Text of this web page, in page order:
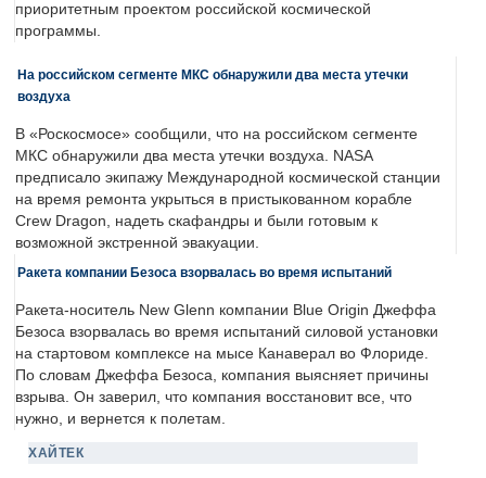
приоритетным проектом российской космической
программы.
На российском сегменте МКС обнаружили два места утечки
воздуха
В «Роскосмосе» сообщили, что на российском сегменте
МКС обнаружили два места утечки воздуха. NASA
предписало экипажу Международной космической станции
на время ремонта укрыться в пристыкованном корабле
Crew Dragon, надеть скафандры и были готовым к
возможной экстренной эвакуации.
Ракета компании Безоса взорвалась во время испытаний
Ракета-носитель New Glenn компании Blue Origin Джеффа
Безоса взорвалась во время испытаний силовой установки
на стартовом комплексе на мысе Канаверал во Флориде.
По словам Джеффа Безоса, компания выясняет причины
взрыва. Он заверил, что компания восстановит все, что
нужно, и вернется к полетам.
ХАЙТЕК